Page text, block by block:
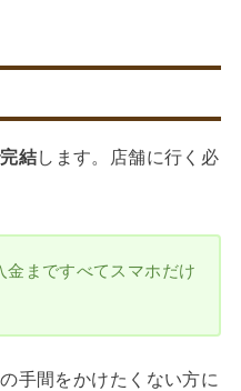
結します。店舗に行く必
金まですべてスマホだけ
手間をかけたくない方に